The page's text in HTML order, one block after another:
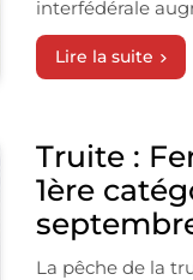
interfédérale
Lire la suite
Truite :
1ère
La pêche de la